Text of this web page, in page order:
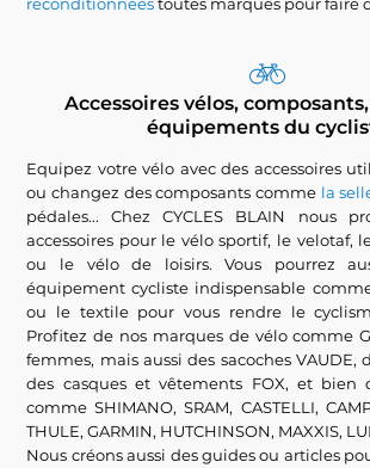
Accessoires vélos,
équipements du
Equipez votre vélo avec des accessoires
ou changez des composants comme la
pédales... Chez CYCLES BLAIN nous
accessoires pour le vélo sportif, le velotaf,
ou le vélo de loisirs. Vous pourrez
équipement cycliste indispensable
ou le textile pour vous rendre le
Profitez de nos marques de vélo comme
femmes, mais aussi des sacoches VAUDE,
des casques et vêtements FOX, et bien
comme SHIMANO, SRAM, CASTELLI,
THULE, GARMIN, HUTCHINSON, MAXXIS,
Nous créons aussi des guides ou articles